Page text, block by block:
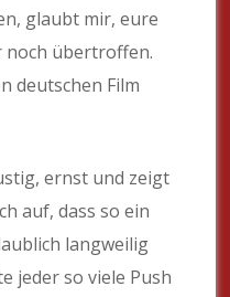
glaubt mir, eure
noch übertroffen.
deutschen Film
ernst und zeigt
auf, dass so ein
langweilig
jeder so viele Push